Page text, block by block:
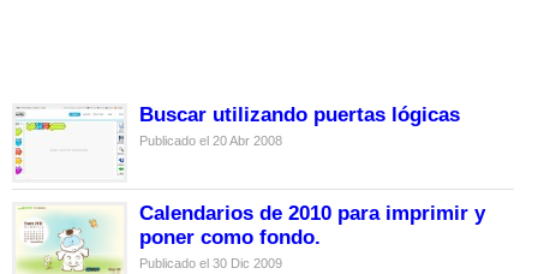
Buscar utilizando puertas lógicas
Publicado el 20 Abr 2008
Calendarios de 2010 para imprimir y
poner como fondo.
Publicado el 30 Dic 2009